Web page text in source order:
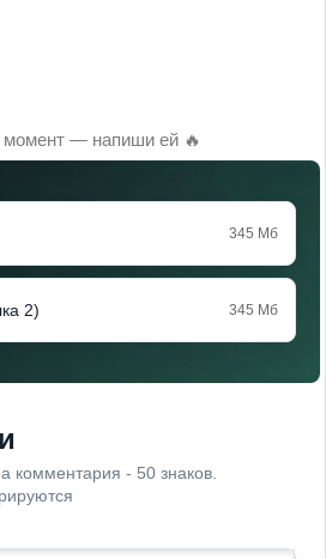
момент — напиши ей 🔥
345 Мб
2) 345 Мб
комментария - 50 знаков.